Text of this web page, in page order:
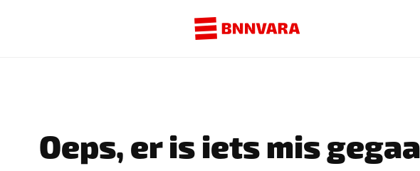
Oeps, er is iets mis